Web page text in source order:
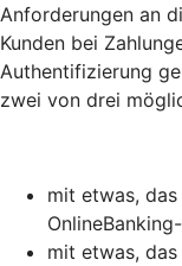
Anforderungen an
Kunden bei
Authentifizierung
zwei von drei
mit etwas,
mit etwas,